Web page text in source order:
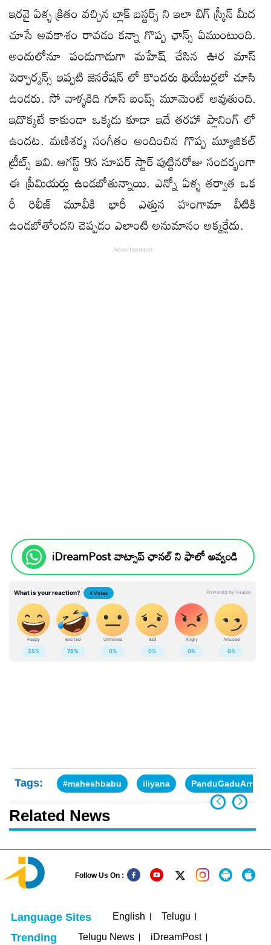
ఇరవై ఏళ్ళ క్రితం వచ్చిన బ్లాక్ బస్టర్స్ ని ఇలా బిగ్ స్క్రీన్ మీద
చూసే అవకాశం రావడం కన్నా గొప్ప ఛాన్స్ ఏముంటుంది.
అందులోనూ పండుగాడుగా మహేష్ చేసిన ఊర మాస్
పెర్ఫార్మన్స్ ఇప్పటి జెనరేషన్ లో కొందరు థియేటర్లలో చూసి
ఉండరు. సో వాళ్ళకిది గూస్ బంప్స్ మూమెంట్ అవుతుంది.
ఇదొక్కటే కాకుండా ఒక్కడు కూడా ఇదే తరహా ప్లానింగ్ లో
ఉందట. మణిశర్మ సంగీతం అందించిన గొప్ప మ్యూజికల్
ట్రీట్స్ ఇవి. ఆగస్ట్ 9న సూపర్ స్టార్ పుట్టినరోజు సందర్భంగా
ఈ ప్రీమియర్లు ఉండబోతున్నాయి. ఎన్నో ఏళ్ళ తర్వాత ఒక
రీ రిలీజ్ మూవీకి భారీ ఎత్తున హంగామా వీటికి
ఉండబోతోందని చెప్పడం ఎలాంటి అనుమానం అక్కర్లేదు.
iDreamPost వాట్సాప్ ఛానల్ ని ఫాలో అవ్వండి
Tags: #maheshbabu iliyana
Related News
Follow Us On :
Language Sites English Telugu
Trending Telugu News iDreamPost